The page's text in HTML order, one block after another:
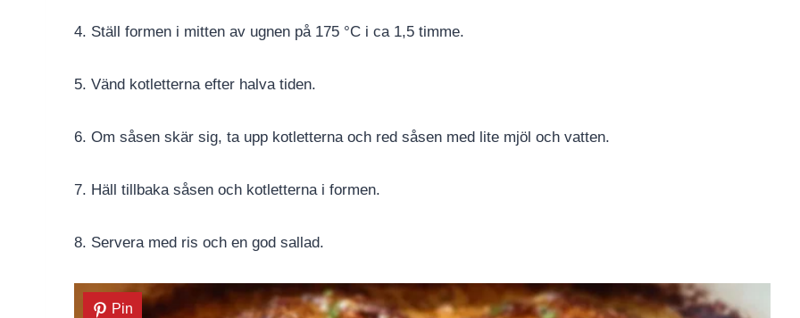
4. Ställ formen i mitten av ugnen på 175 °C i ca 1,5 timme.
5. Vänd kotletterna efter halva tiden.
6. Om såsen skär sig, ta upp kotletterna och red såsen med lite mjöl och vatten.
7. Häll tillbaka såsen och kotletterna i formen.
8. Servera med ris och en god sallad.
Pin